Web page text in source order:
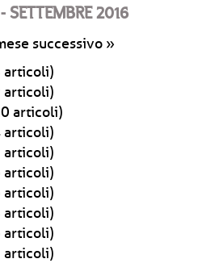
SETTEMBRE 2016
successivo »
articoli)
articoli)
articoli)
articoli)
articoli)
articoli)
articoli)
articoli)
articoli)
articoli)